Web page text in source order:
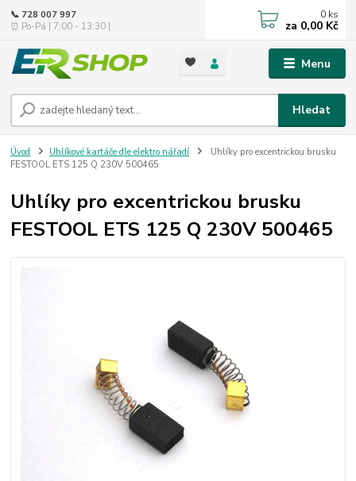
Menu
Hledat
📞 728 007 997
⏰ Po-Pá | 7:00 - 13:30 |
0 ks
za 0,00 Kč
Úvod Uhlíkové kartáče dle elektro nářadí
Uhlíky pro excentrickou brusku
FESTOOL ETS 125 Q 230V 500465
Uhlíky pro excentrickou brusku
FESTOOL ETS 125 Q 230V 500465